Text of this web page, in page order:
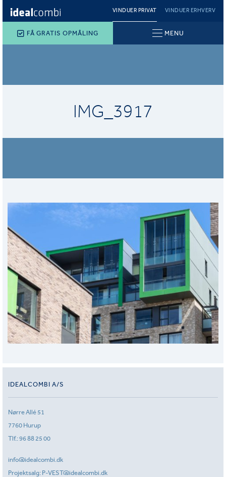
VINDUER PRIVAT VINDUER ERHVERV
FÅ GRATIS OPMÅLING MENU
IMG_3917
IDEALCOMBI A/S
Nørre Allé 51
7760 Hurup
Tlf.:96 88 25 00
info@idealcombi.dk
Projektsalg: P-VEST@idealcombi.dk